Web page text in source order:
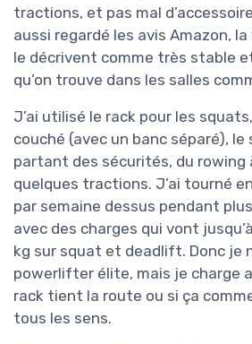
tractions, et pas mal
aussi regardé les avis Amazon,
le décrivent comme très stable
qu’on trouve dans les salles
J’ai utilisé le rack pour les
couché (avec un banc séparé),
partant des sécurités, du rowing
quelques tractions. J’ai tourné
par semaine dessus pendant
avec des charges qui vont
kg sur squat et deadlift. Donc je
powerlifter élite, mais je charge
rack tient la route ou si ça
tous les sens.